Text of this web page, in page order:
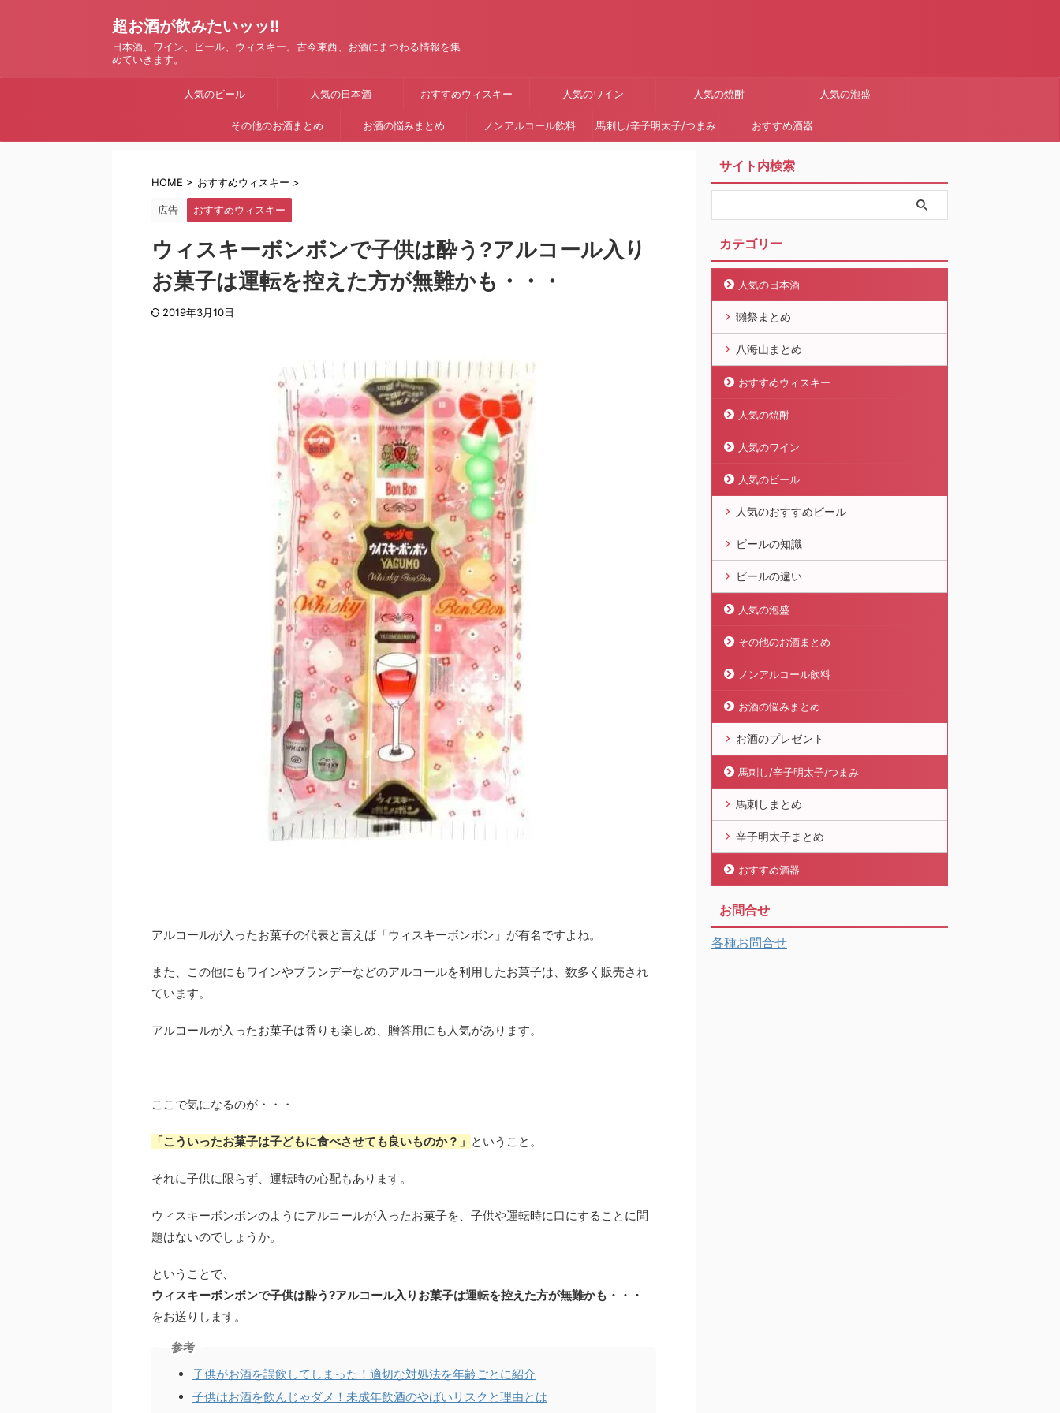
超お酒が飲みたいッッ!!
日本酒、ワイン、ビール、ウィスキー。古今東西、お酒にまつわる情報を集
めていきます。
人気のビール 人気の日本酒 おすすめウィスキー 人気のワイン 人気の焼酎 人気の泡盛
その他のお酒まとめ お酒の悩みまとめ ノンアルコール飲料 馬刺し/辛子明太子/つまみ おすすめ酒器
HOME > おすすめウィスキー >
広告 おすすめウィスキー
ウィスキーボンボンで子供は酔う?アルコール入り
お菓子は運転を控えた方が無難かも・・・
2019年3月10日
アルコールが入ったお菓子の代表と言えば「ウィスキーボンボン」が有名ですよね。
また、この他にもワインやブランデーなどのアルコールを利用したお菓子は、数多く販売され
ています。
アルコールが入ったお菓子は香りも楽しめ、贈答用にも人気があります。
ここで気になるのが・・・
「こういったお菓子は子どもに食べさせても良いものか？」 ということ。
それに子供に限らず、運転時の心配もあります。
ウィスキーボンボンのようにアルコールが入ったお菓子を、子供や運転時に口にすることに問
題はないのでしょうか。
ということで、
ウィスキーボンボンで子供は酔う?アルコール入りお菓子は運転を控えた方が無難かも・・・
をお送りします。
参考
子供がお酒を誤飲してしまった！適切な対処法を年齢ごとに紹介
子供はお酒を飲んじゃダメ！未成年飲酒のやばいリスクと理由とは
サイト内検索
カテゴリー
人気の日本酒
獺祭まとめ
八海山まとめ
おすすめウィスキー
人気の焼酎
人気のワイン
人気のビール
人気のおすすめビール
ビールの知識
ビールの違い
人気の泡盛
その他のお酒まとめ
ノンアルコール飲料
お酒の悩みまとめ
お酒のプレゼント
馬刺し/辛子明太子/つまみ
馬刺しまとめ
辛子明太子まとめ
おすすめ酒器
お問合せ
各種お問合せ